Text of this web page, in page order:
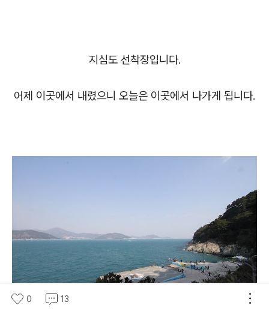
지심도 선착장입니다.
어제 이곳에서 내렸으니 오늘은 이곳에서 나가게 됩니다.
0 13